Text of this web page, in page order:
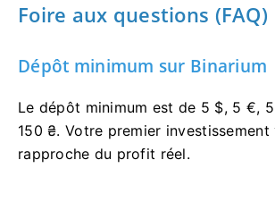
Foire aux questions (FAQ)
Dépôt minimum sur Binarium
Le dépôt minimum est de 5 $, 5 €,
150 ₴. Votre premier investissement
rapproche du profit réel.